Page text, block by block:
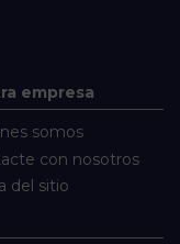
empresa
somos
con nosotros
del sitio